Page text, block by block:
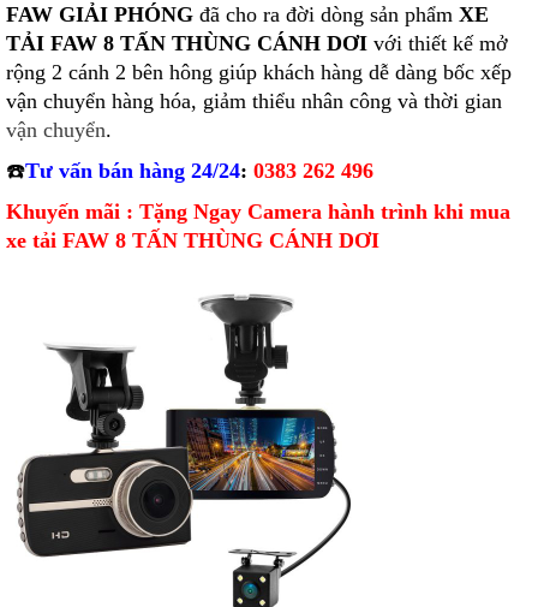
FAW GIẢI PHÓNG đã cho ra đời dòng sản phẩm XE
TẢI FAW 8 TẤN THÙNG CÁNH DƠI với thiết kế mở
rộng 2 cánh 2 bên hông giúp khách hàng dễ dàng bốc xếp
vận chuyển hàng hóa, giảm thiểu nhân công và thời gian
vận chuyển.
☎️Tư vấn bán hàng 24/24: 0383 262 496
Khuyến mãi : Tặng Ngay Camera hành trình khi mua
xe tải FAW 8 TẤN THÙNG CÁNH DƠI